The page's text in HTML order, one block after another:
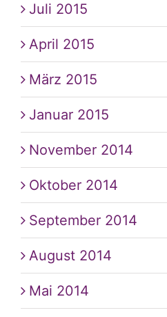
Juli 2015
April 2015
März 2015
Januar 2015
November 2014
Oktober 2014
September 2014
August 2014
Mai 2014